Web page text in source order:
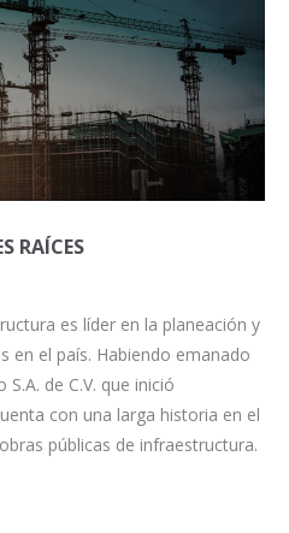
RAÍCES
es líder en la planeación y
en el país. Habiendo emanado
de C.V. que inició
con una larga historia en el
públicas de infraestructura.